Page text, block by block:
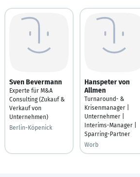
Sven Bevermann
Experte für M&A
Consulting (Zukauf &
Verkauf von
Unternehmen)
Berlin-Köpenick
Hanspeter von
Allmen
Turnaround- &
Krisenmanager |
Unternehmer |
Interims-Manager |
Sparring-Partner
Worb